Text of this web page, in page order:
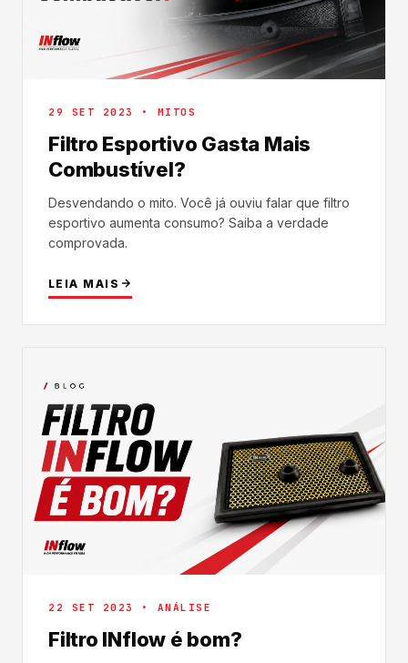
29 SET 2023 • MITOS
Filtro Esportivo Gasta Mais
Combustível?
Desvendando o mito. Você já ouviu falar que filtro
esportivo aumenta consumo? Saiba a verdade
comprovada.
LEIA MAIS
22 SET 2023 • ANÁLISE
Filtro INflow é bom?